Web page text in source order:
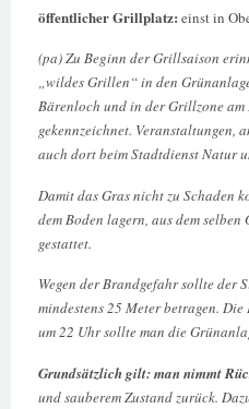
öffentlicher Grillplatz: einst in
(pa) Zu Beginn der Grillsaison
„wildes Grillen“ in den
Bärenloch und in der Grillzone am
gekennzeichnet. Veranstaltungen,
auch dort beim Stadtdienst Natur
Damit das Gras nicht zu Schaden
dem Boden lagern, aus dem
gestattet.
Wegen der Brandgefahr sollte der
mindestens 25 Meter betragen.
um 22 Uhr sollte man die
Grundsätzlich gilt: man nimmt
und sauberem Zustand zurück.